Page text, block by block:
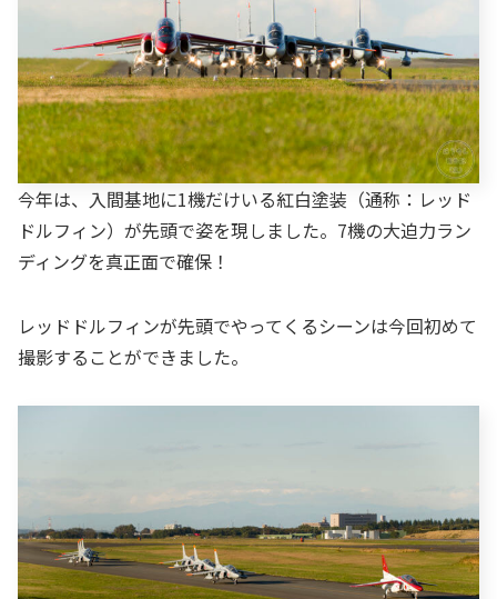
今年は、入間基地に1機だけいる紅白塗装（通称：レッド
ドルフィン）が先頭で姿を現しました。7機の大迫力ラン
ディングを真正面で確保！
レッドドルフィンが先頭でやってくるシーンは今回初めて
撮影することができました。